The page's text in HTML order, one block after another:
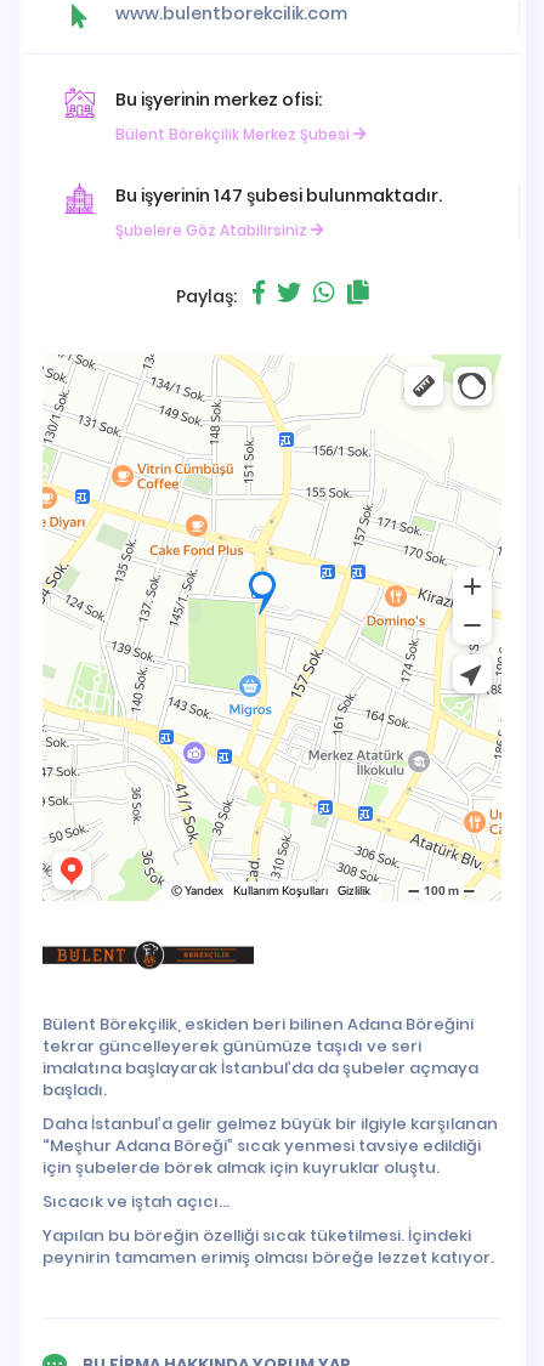
www.bulentborekcilik.com
Bu işyerinin merkez ofisi:
Bülent Börekçilik Merkez Şubesi
Bu işyerinin 147 şubesi bulunmaktadır.
Şubelere Göz Atabilirsiniz
Paylaş:
Bülent Börekçilik, eskiden beri bilinen Adana Böreğini
tekrar güncelleyerek günümüze taşıdı ve seri
imalatına başlayarak İstanbul’da da şubeler açmaya
başladı.
Daha İstanbul’a gelir gelmez büyük bir ilgiyle karşılanan
“Meşhur Adana Böreği” sıcak yenmesi tavsiye edildiği
için şubelerde börek almak için kuyruklar oluştu.
Sıcacık ve iştah açıcı...
Yapılan bu böreğin özelliği sıcak tüketilmesi. İçindeki
peynirin tamamen erimiş olması böreğe lezzet katıyor.